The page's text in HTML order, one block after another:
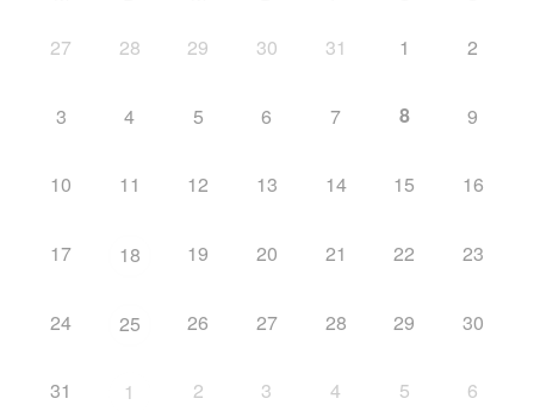
27 28 29 30 31 1 2
3 4 5 6 7 8 9
10 11 12 13 14 15 16
17 18 19 20 21 22 23
24 25 26 27 28 29 30
31 1 2 3 4 5 6